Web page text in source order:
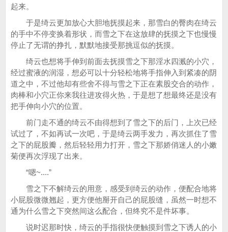
起来。
于是绮云更加放心大胆地抚摸起来，那雪白的臀肉在绮云
的手中不停变换着形状，而雪之下在这放肆的抚摸之下也慢慢
停止了无谓的挣扎，默默地接受那挑逗似的抚摸。
绮云也想将手伸到前面去抚摸雪之下那淫水四溅的小穴，
经过蜜液的润湿，想必可以十分轻松地将手指伸入到紧凑的阴
道之中，不过他却有些舍不得与雪之下正在素股交合的动作，
肉棒和小穴正你来我往进攻得火热，于是想了想最终还是没有
把手伸向小穴的位置。
前门走不通的绮云不由得想到了雪之下的后门，上次已经
试过了，不如再试一次吧，于是绮云两手发力，再次抓住了雪
之下的屁股瓣，然后轻轻用力打开，雪之下那娇俏迷人的小嫩
菊便再次浮现了出来。
“嗯~....”
雪之下不解绮云的用意，感受到绮云的动作，便配合地将
小屁股微微翘起，更方便他掰开自己的屁股缝，虽然一时想不
通为什么雪之下突然间这么配合，但终究不是件坏事。
说时迟那时快，绮云的手指很快便触摸到雪之下诱人的小